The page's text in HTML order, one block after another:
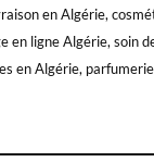
en Algérie,
en ligne Algérie, soin
en Algérie,